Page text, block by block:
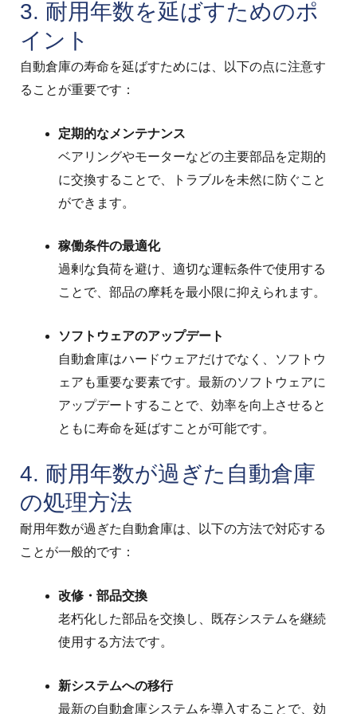
3. 耐用年数を延ばすためのポ
イント
自動倉庫の寿命を延ばすためには、以下の点に注意す
ることが重要です：
定期的なメンテナンス
ベアリングやモーターなどの主要部品を定期的
に交換することで、トラブルを未然に防ぐこと
ができます。
稼働条件の最適化
過剰な負荷を避け、適切な運転条件で使用する
ことで、部品の摩耗を最小限に抑えられます。
ソフトウェアのアップデート
自動倉庫はハードウェアだけでなく、ソフトウ
ェアも重要な要素です。最新のソフトウェアに
アップデートすることで、効率を向上させると
ともに寿命を延ばすことが可能です。
4. 耐用年数が過ぎた自動倉庫
の処理方法
耐用年数が過ぎた自動倉庫は、以下の方法で対応する
ことが一般的です：
改修・部品交換
老朽化した部品を交換し、既存システムを継続
使用する方法です。
新システムへの移行
最新の自動倉庫システムを導入することで、効